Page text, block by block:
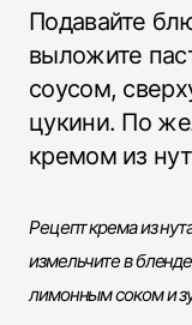
Подавайте
выложите
соусом,
цукини. По
кремом из
Рецепт крема из
измельчите в
лимонным соком и